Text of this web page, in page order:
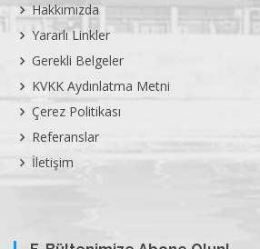
Hakkımızda
Yararlı Linkler
Gerekli Belgeler
KVKK Aydınlatma Metni
Çerez Politikası
Referanslar
İletişim